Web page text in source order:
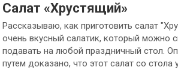
Салат «Хрустящий»
Рассказываю, как приготовить салат
очень вкусный салатик, который можно
подавать на любой праздничный стол.
путем доказано, что этот салат со стола